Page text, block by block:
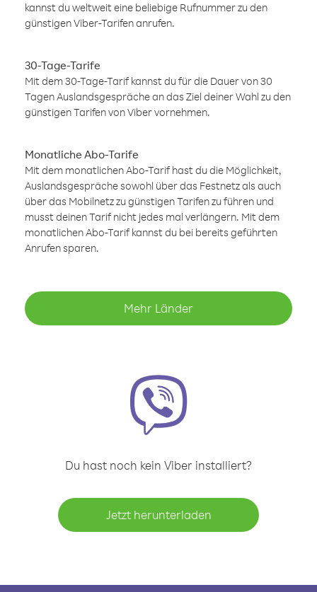
kannst du weltweit eine beliebige Rufnummer zu den
günstigen Viber-Tarifen anrufen.
30-Tage-Tarife
Mit dem 30-Tage-Tarif kannst du für die Dauer von 30
Tagen Auslandsgespräche an das Ziel deiner Wahl zu den
günstigen Tarifen von Viber vornehmen.
Monatliche Abo-Tarife
Mit dem monatlichen Abo-Tarif hast du die Möglichkeit,
Auslandsgespräche sowohl über das Festnetz als auch
über das Mobilnetz zu günstigen Tarifen zu führen und
musst deinen Tarif nicht jedes mal verlängern. Mit dem
monatlichen Abo-Tarif kannst du bei bereits geführten
Anrufen sparen.
Mehr Länder
Du hast noch kein Viber installiert?
Jetzt herunterladen